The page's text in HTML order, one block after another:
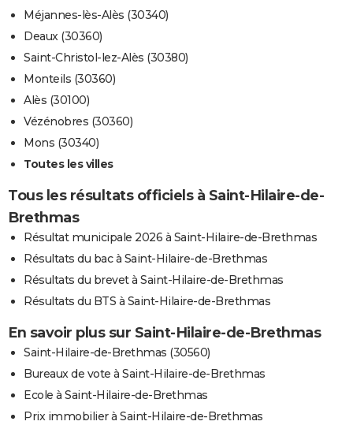
Méjannes-lès-Alès (30340)
Deaux (30360)
Saint-Christol-lez-Alès (30380)
Monteils (30360)
Alès (30100)
Vézénobres (30360)
Mons (30340)
Toutes les villes
Tous les résultats officiels à Saint-Hilaire-de-
Brethmas
Résultat municipale 2026 à Saint-Hilaire-de-Brethmas
Résultats du bac à Saint-Hilaire-de-Brethmas
Résultats du brevet à Saint-Hilaire-de-Brethmas
Résultats du BTS à Saint-Hilaire-de-Brethmas
En savoir plus sur Saint-Hilaire-de-Brethmas
Saint-Hilaire-de-Brethmas (30560)
Bureaux de vote à Saint-Hilaire-de-Brethmas
Ecole à Saint-Hilaire-de-Brethmas
Prix immobilier à Saint-Hilaire-de-Brethmas